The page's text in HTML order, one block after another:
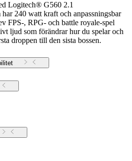
Logitech® G560 2.1
240 watt kraft och anpassningsbar
, RPG- och battle royale-spel
ljud som förändrar hur du spelar och
droppen till den sista bossen.